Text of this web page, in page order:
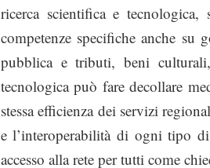
ricerca scientifica e
competenze specifiche anche su
pubblica e tributi, beni
tecnologica può fare decollare
stessa efficienza dei servizi
e l’interoperabilità di ogni tipo
accesso alla rete per tutti come